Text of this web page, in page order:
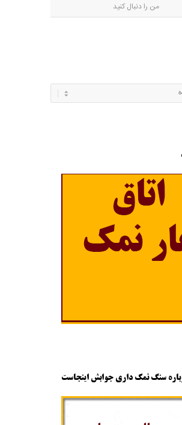
من را دنبال کنید
سنگ نمک داری جوابش اینجاست